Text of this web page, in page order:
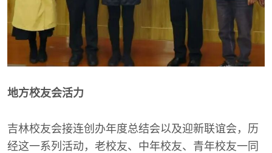
地方校友会活力
吉林校友会接连创办年度总结会以及迎新联谊会，历
经这一系列活动，老校友、中年校友、青年校友一同